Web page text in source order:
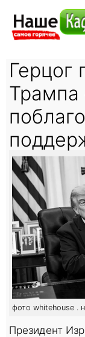
Герцог
фото whitehouse .
Президент